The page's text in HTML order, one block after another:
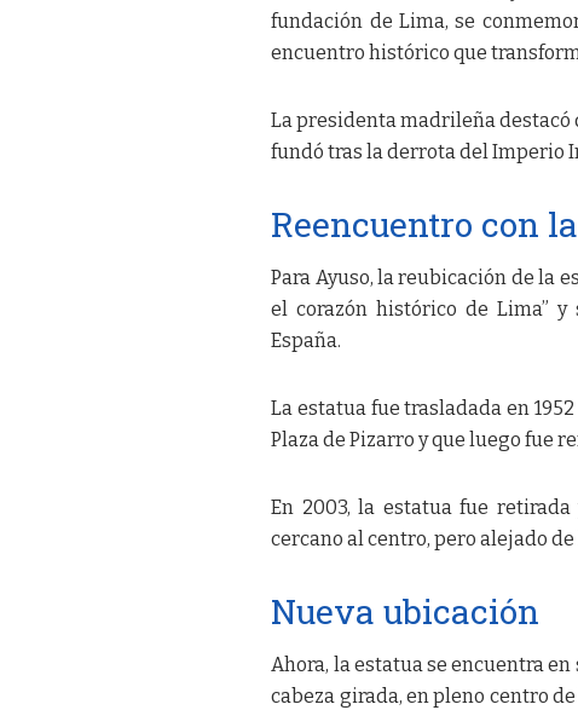
fundación de Lima, se
encuentro histórico que
La presidenta madrileña destacó
fundó tras la derrota del Imperio
Reencuentro con
Para Ayuso, la reubicación de la
el corazón histórico de Lima”
España.
La estatua fue trasladada en
Plaza de Pizarro y que luego fue
En 2003, la estatua fue
cercano al centro, pero alejado
Nueva ubicación
Ahora, la estatua se encuentra en
cabeza girada, en pleno centro